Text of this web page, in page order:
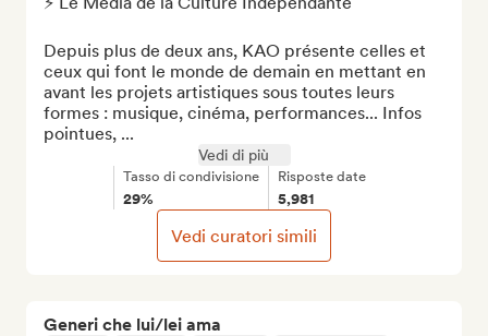
Generi che lui/lei ama
Depuis plus de deux ans, KAO présente celles et
ceux qui font le monde de demain en mettant en
avant les projets artistiques sous toutes leurs
formes : musique, cinéma, performances... Infos
pointues, ...
Vedi di più
Tasso di condivisione
29%
Risposte date
5,981
Vedi curatori simili